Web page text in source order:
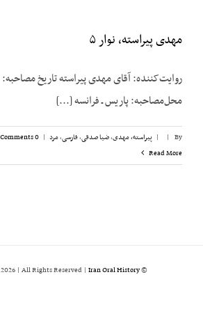
مهدی پیراسته، نوار ۵
محل‌مصاحبه: پاریس ـ فرانسه [...]
By
|
| پیراسته، مهدی,ضیا صدقی,فارسی,مرد |
0 Comments
Read More
© Copyright 2020 -
2026 | All Rights Reserved | Iran Oral History